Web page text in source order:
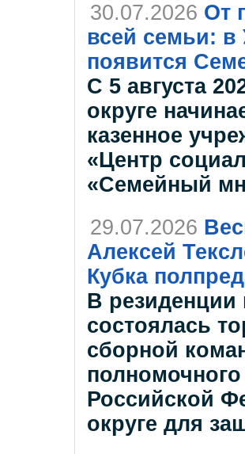
30.07.2026 От
всей семьи: в
появится
С 5 августа
округе
казенное
«Центр
«Семейный
29.07.2026
Алексей
Кубка
В резиденции
состоялась
сборной
Российской
округе для